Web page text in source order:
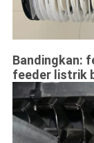
Bandingkan:
feeder listrik